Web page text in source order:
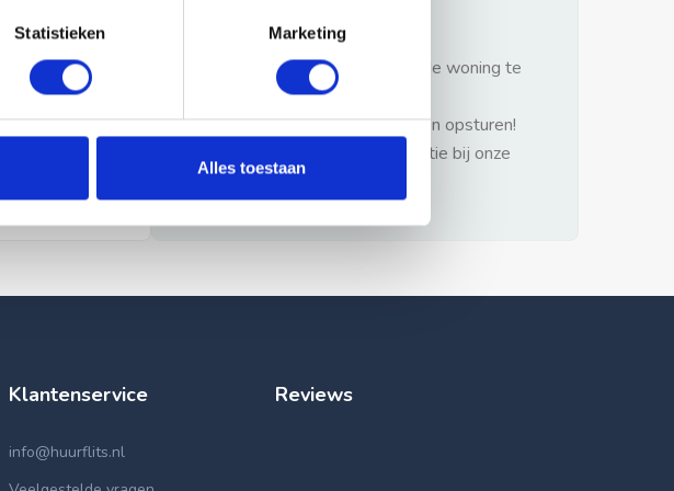
Statistieken Marketing
Alles toestaan
1: Nooit vooraf betalen zonder de woning te
hebben gezien.
2: Geen persoonlijke documenten opsturen!
3: Meld bij misbruik de advertentie bij onze
klantenservice.
Klantenservice
info@huurflits.nl
Reviews